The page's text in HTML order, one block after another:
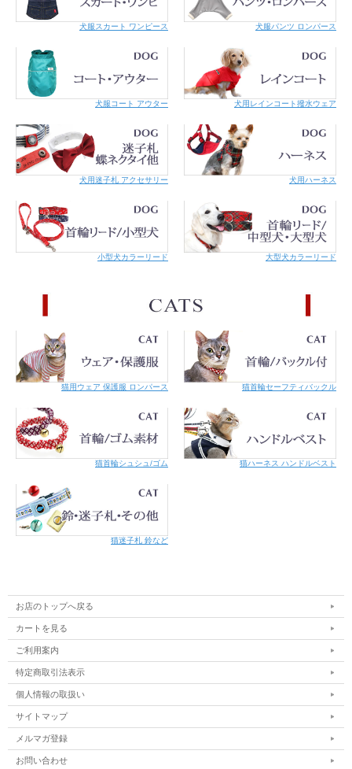
犬服スカート ワンピース 犬服パンツ ロンパース
犬服コート アウター 犬用レインコート撥水ウェア
犬用迷子札 アクセサリー 犬用ハーネス
小型犬カラーリード 大型犬カラーリード
猫用ウェア 保護服 ロンパース 猫首輪セーフティバックル
猫首輪シュシュ/ゴム 猫ハーネス ハンドルベスト
猫迷子札 鈴など
お店のトップへ戻る
カートを見る
ご利用案内
特定商取引法表示
個人情報の取扱い
サイトマップ
メルマガ登録
お問い合わせ